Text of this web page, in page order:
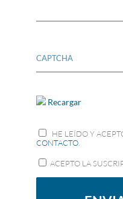
Recargar
HE LEÍDO Y
CONTACTO.
ACEPTO LA